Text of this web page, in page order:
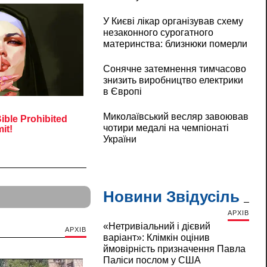
АРХІВ
У Києві лікар організував схему
незаконного сурогатного
материнства: близнюки померли
Сонячне затемнення тимчасово
знизить виробництво електрики
в Європі
Миколаївський весляр завоював
чотири медалі на чемпіонаті
України
Новини Звідусіль
АРХІВ
«Нетривіальний і дієвий
варіант»: Клімкін оцінив
ймовірність призначення Павла
Паліси послом у США